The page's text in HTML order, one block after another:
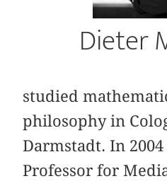
Dieter
studied
philosophy in
Darmstadt. In
Professor for